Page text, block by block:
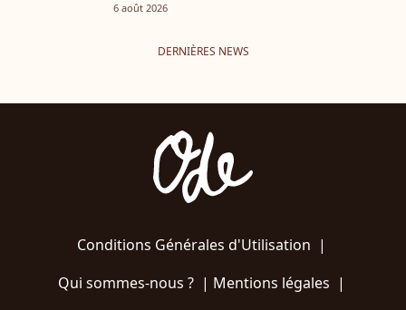
6 août 2026
DERNIÈRES NEWS
Conditions Générales d'Utilisation |
Qui sommes-nous ?| Mentions légales |